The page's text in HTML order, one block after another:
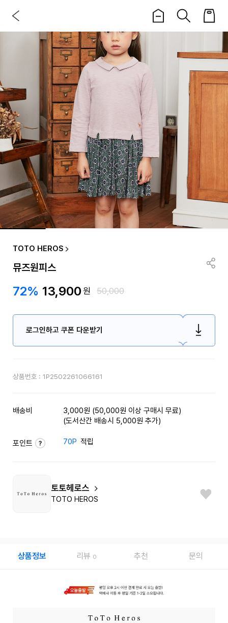
TOTO HEROS
뮤즈원피스
72% 13,900원 50,000
로그인하고 쿠폰 다운받기
상품번호 : 1P2502261066161
배송비
3,000원 (50,000원 이상 구매시 무료)
(도서산간 배송시 5,000원 추가)
포인트 70P 적립
토토헤로스
TOTO HEROS
상품정보 리뷰 0 추천 문의